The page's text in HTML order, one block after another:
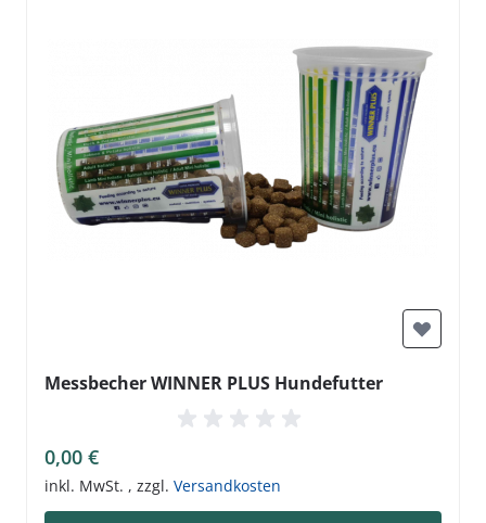
Messbecher WINNER PLUS Hundefutter
0,00 €
inkl. MwSt. , zzgl. Versandkosten